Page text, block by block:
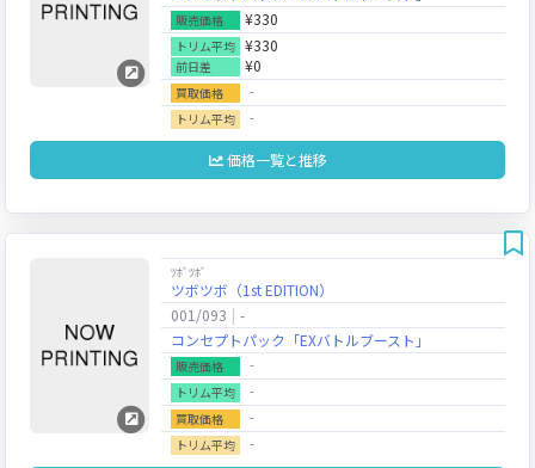
販売価格 ¥330
トリム平均 ¥330
前日差 ¥0
買取価格 ‐
トリム平均 ‐
価格一覧と推移
ﾂﾎﾞﾂﾎﾞ
ツボツボ（1st EDITION）
001/093
-
コンセプトパック「EXバトルブースト」
販売価格 ‐
トリム平均 ‐
買取価格 ‐
トリム平均 ‐